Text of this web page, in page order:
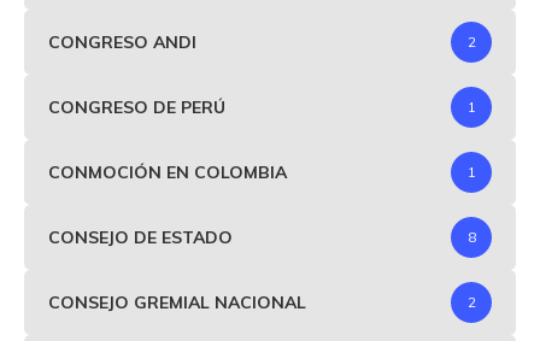
CONGRESO ANDI 2
CONGRESO DE PERÚ 1
CONMOCIÓN EN COLOMBIA 1
CONSEJO DE ESTADO 8
CONSEJO GREMIAL NACIONAL 2